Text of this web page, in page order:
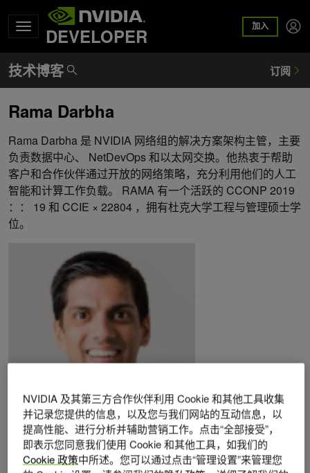
DEVELOPER 加入
Rama Darbha
Rama Darbha 是 NVIDIA 网络组的解决方案架构主管，主要
负责数据中心、 NetDevOps 和以太网交换。他热衷于帮助
客户和合作伙伴通过开放的网络策略，充分利用他们的人工
智能和计算工作负载。 RAMA 有一个活跃的 CCONP 2019
：： 19 和 CCIE × 22804 ，拥有杜克大学工程与管理硕士学
位。
Posts by Rama Darbha
NVIDIA 及其第三方合作伙伴利用 Cookie 和其他工具收集
并记录您提供的信息，以及您与我们网站的互动信息，以
提高性能、进行分析并辅助营销工作。点击“全部接受”，
即表示您同意我们使用 Cookie 和其他工具，如我们的
Cookie 政策中所述。您可以通过点击“管理设置”来管理您